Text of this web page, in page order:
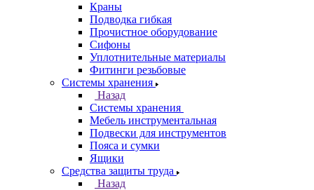
Краны
Подводка гибкая
Прочистное оборудование
Сифоны
Уплотнительные материалы
Фитинги резьбовые
Системы хранения
Назад
Системы хранения
Мебель инструментальная
Подвески для инструментов
Пояса и сумки
Ящики
Средства защиты труда
Назад